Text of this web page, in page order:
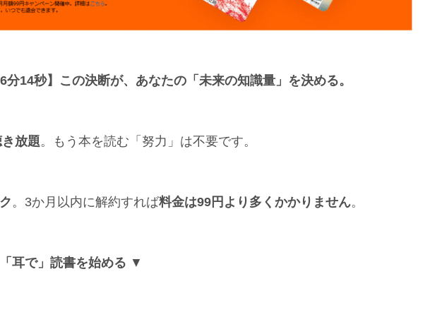
分13秒】 この決断が、あなたの「未来の知識量」を決める。
放題。もう本を読む「努力」は不要です。
。3か月以内に解約すれば料金は99円より多くかかりません。
耳で」読書を始める ▼